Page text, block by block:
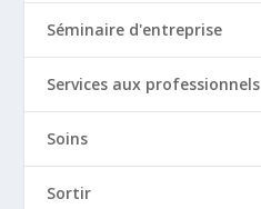
Séminaire d'entreprise
Services aux professionnels
Soins
Sortir